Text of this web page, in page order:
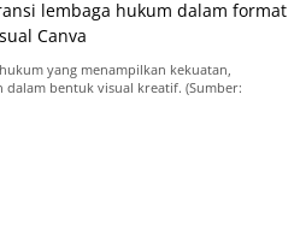
yang menampilkan kekuatan,
dalam bentuk visual kreatif. (Sumber: